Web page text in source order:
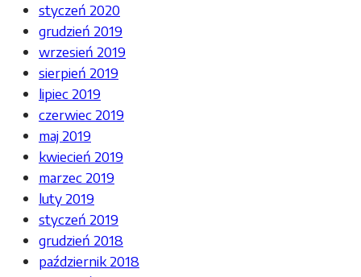
styczeń 2020
grudzień 2019
wrzesień 2019
sierpień 2019
lipiec 2019
czerwiec 2019
maj 2019
kwiecień 2019
marzec 2019
luty 2019
styczeń 2019
grudzień 2018
październik 2018